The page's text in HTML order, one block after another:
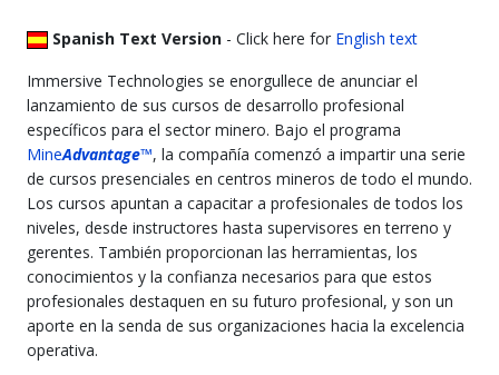
Spanish Text Version - Click here for English text
Immersive Technologies se enorgullece de anunciar el
lanzamiento de sus cursos de desarrollo profesional
específicos para el sector minero. Bajo el programa
MineAdvantage™, la compañía comenzó a impartir una serie
de cursos presenciales en centros mineros de todo el mundo.
Los cursos apuntan a capacitar a profesionales de todos los
niveles, desde instructores hasta supervisores en terreno y
gerentes. También proporcionan las herramientas, los
conocimientos y la confianza necesarios para que estos
profesionales destaquen en su futuro profesional, y son un
aporte en la senda de sus organizaciones hacia la excelencia
operativa.